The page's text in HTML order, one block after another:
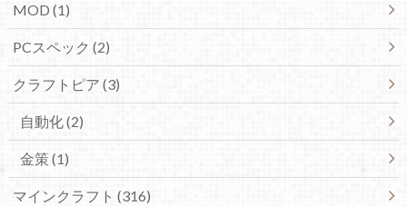
MOD (1)
PCスペック (2)
クラフトピア (3)
自動化 (2)
金策 (1)
マインクラフト (316)